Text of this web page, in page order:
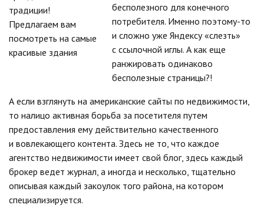
бесполезного для конечного
потребителя. Именно поэтому-то
и сложно уже Яндексу «слезть»
с ссылочной иглы. А как еще
ранжировать одинаково
бесполезные страницы?!
А если взглянуть на американские сайты по недвижимости,
то налицо активная борьба за посетителя путем
предоставления ему действительно качественного
и вовлекающего контента. Здесь не то, что каждое
агентство недвижимости имеет свой блог, здесь каждый
брокер ведет журнал, а иногда и несколько, тщательно
описывая каждый закоулок того района, на котором
специализируется.